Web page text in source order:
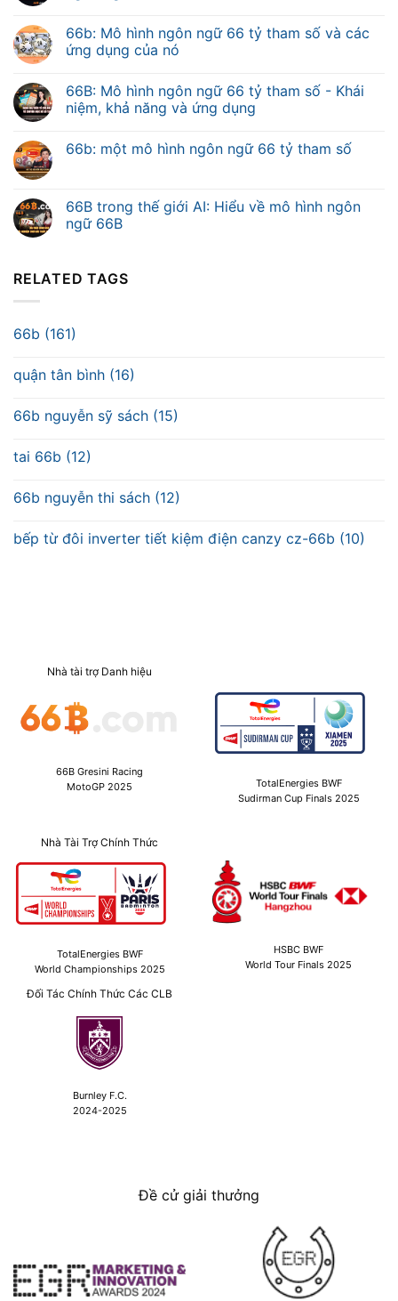
66b: Mô hình ngôn ngữ 66 tỷ tham số và các
ứng dụng của nó
66B: Mô hình ngôn ngữ 66 tỷ tham số - Khái
niệm, khả năng và ứng dụng
66b: một mô hình ngôn ngữ 66 tỷ tham số
66B trong thế giới AI: Hiểu về mô hình ngôn
ngữ 66B
RELATED TAGS
66b (161)
quận tân bình (16)
66b nguyễn sỹ sách (15)
tai 66b (12)
66b nguyễn thi sách (12)
bếp từ đôi inverter tiết kiệm điện canzy cz-66b (10)
Nhà tài trợ Danh hiệu
66B Gresini Racing
MotoGP 2025
TotalEnergies BWF
Sudirman Cup Finals 2025
Nhà Tài Trợ Chính Thức
TotalEnergies BWF
World Championships 2025
HSBC BWF
World Tour Finals 2025
Đối Tác Chính Thức Các CLB
Burnley F.C.
2024-2025
Đề cử giải thưởng